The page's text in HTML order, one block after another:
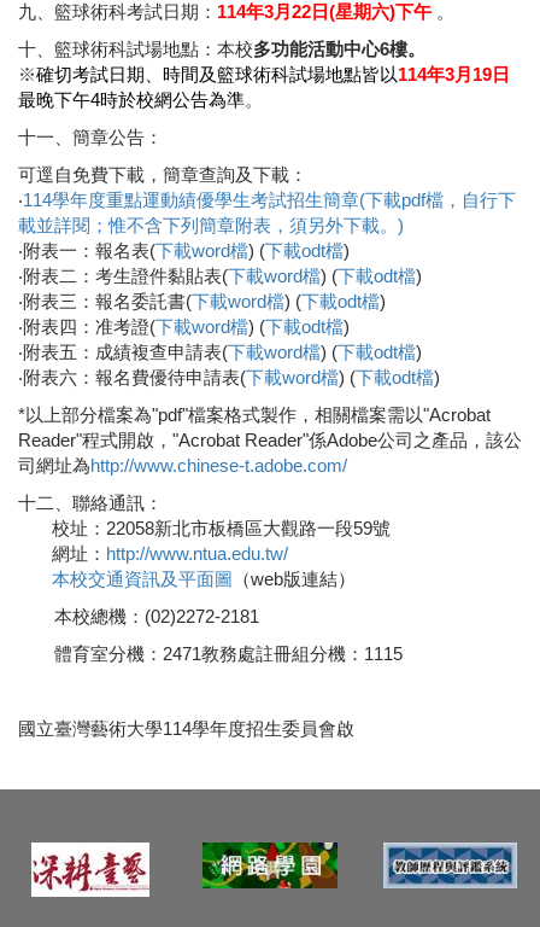
九、籃球術科考試日期： 114年3月22日(星期六)下午 。
十、籃球術科試場地點：本校多功能活動中心6樓。
※確切考試日期、時間及籃球術科試場地點皆以114年3月19日
最晚下午4時於校網公告為準。
十一、簡章公告：
可逕自免費下載，簡章查詢及下載：
‧114學年度重點運動績優學生考試招生簡章(下載pdf檔，自行下
載並詳閱；惟不含下列簡章附表，須另外下載。)
‧附表一：報名表(下載word檔) (下載odt檔)
‧附表二：考生證件黏貼表(下載word檔) (下載odt檔)
‧附表三：報名委託書(下載word檔) (下載odt檔)
‧附表四：准考證(下載word檔) (下載odt檔)
‧附表五：成績複查申請表(下載word檔) (下載odt檔)
‧附表六：報名費優待申請表(下載word檔) (下載odt檔)
*以上部分檔案為"pdf"檔案格式製作，相關檔案需以"Acrobat
Reader"程式開啟，"Acrobat Reader"係Adobe公司之產品，該公
司網址為http://www.chinese-t.adobe.com/
十二、聯絡通訊：
校址：22058新北市板橋區大觀路一段59號
網址： http://www.ntua.edu.tw/
本校交通資訊及平面圖 （web版連結）
本校總機：(02)2272-2181
體育室分機：2471教務處註冊組分機：1115
國立臺灣藝術大學114學年度招生委員會啟